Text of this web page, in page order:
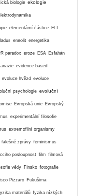
biologie ekologie
elementární částice ELI
eneolit energetika
paradox eroze ESA Esfahán
evidence based
evoluce hvězd evoluce
psychologie evoluční
Evropská unie Evropský
experimentální filosofie
extremofilní organismy
falešné zprávy feminismus
posloupnost film filmová
vědy Finsko fotografie
Pizzaro Fukušima
materiálů fyzika nízkých